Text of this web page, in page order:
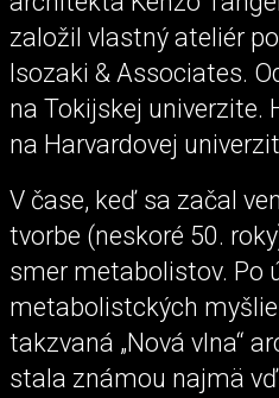
založil vlastný ateliér
Isozaki & Associates.
na Tokijskej univerzite.
na Harvardovej
V čase, keď sa začal
tvorbe (neskoré 50.
smer metabolistov. Po
metabolistckých
takzvaná „Nová vlna“
stala známou najmä